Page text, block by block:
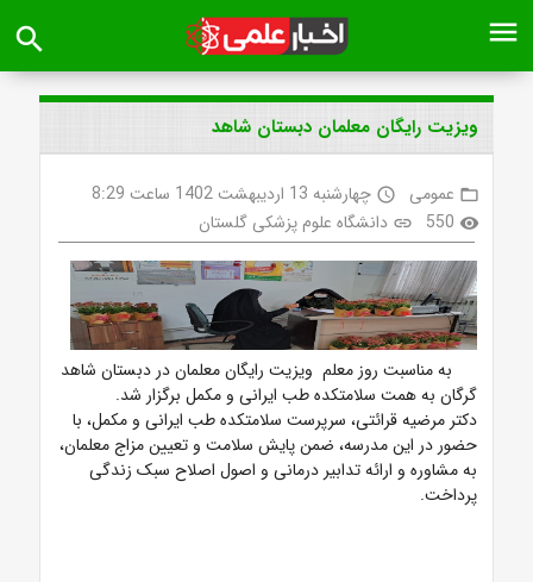
menu
search
ویزیت رایگان معلمان دبستان شاهد
folder_open عمومی access_time چهارشنبه 13 اردیبهشت 1402 ساعت 8:29
visibility
550
link دانشگاه علوم پزشکی گلستان
به مناسبت روز معلم ویزیت رایگان معلمان در دبستان شاهد
گرگان به همت سلامتکده طب ایرانی و مکمل برگزار شد.
دکتر مرضیه قرائتی، سرپرست سلامتکده طب ایرانی و مکمل، با
حضور در این مدرسه، ضمن پایش سلامت و تعیین مزاج معلمان،
به مشاوره و ارائه تدابیر درمانی و اصول اصلاح سبک زندگی
پرداخت.